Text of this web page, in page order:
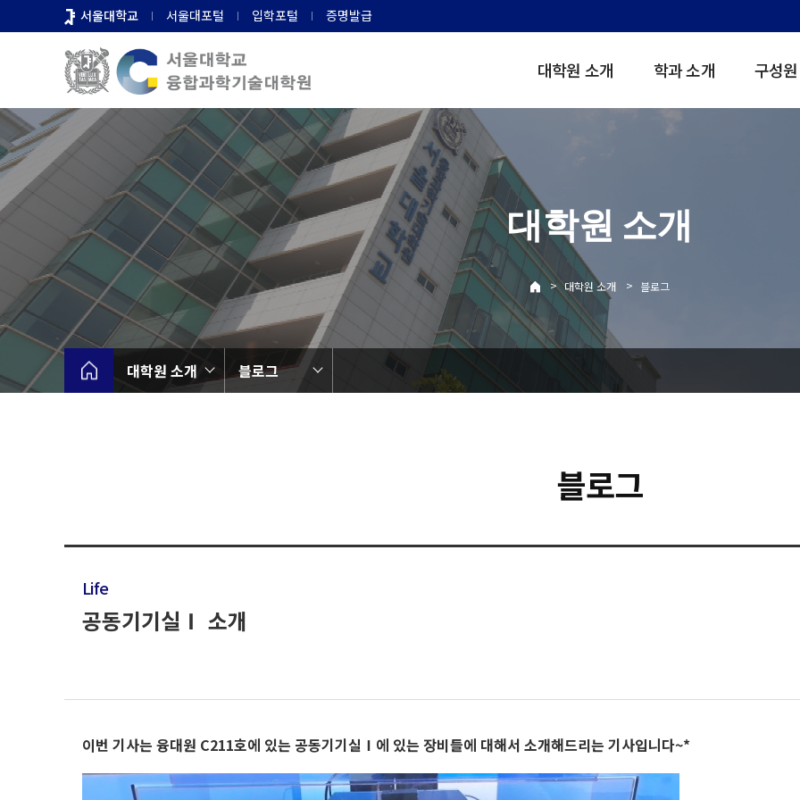
로
뉴
서울대학교 서울대포털 입학포털 증명발급
대학원 소개 학과 소개 구성원
대학원 소개
> 대학원 소개 > 블로그
대학원 소개 블로그
블로그
Life
공동기기실Ⅰ 소개
이번 기사는 융대원 C211호에 있는 공동기기실Ⅰ에 있는 장비들에 대해서 소개해드리는 기사입니다~*